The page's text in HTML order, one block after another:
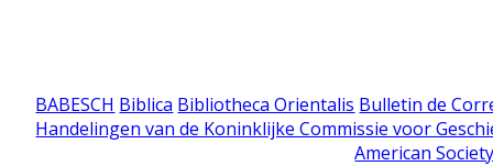
BABESCH Biblica Bibliotheca Orientalis Bulletin de
Handelingen van de Koninklijke Commissie voor
American